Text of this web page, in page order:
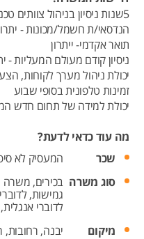
5שנות ניסיון בניהול צוותים טכניים - חובה
הנדסאי/ת חשמל/מכונות -
תואר אקדמי- ייתרון
ניסיון קודם מעולם המעליות -
יכולת ניהול מערך לקוחות,
זמינות טלפונית בסופי שבוע
יכולת למידה של תחום חדש
מה עוד כדאי לדעת?
שכר
המעסיק לא
סוג משרה בכירים, משרה
גמישות,
לדוברי
מיקום
יבנה, רחובות,